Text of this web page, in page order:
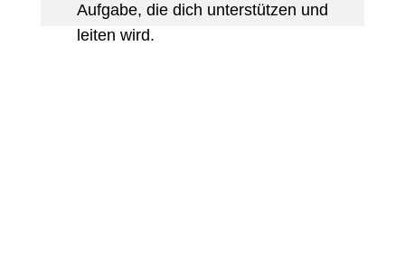
Aufgabe, die dich unterstützen und
leiten wird.